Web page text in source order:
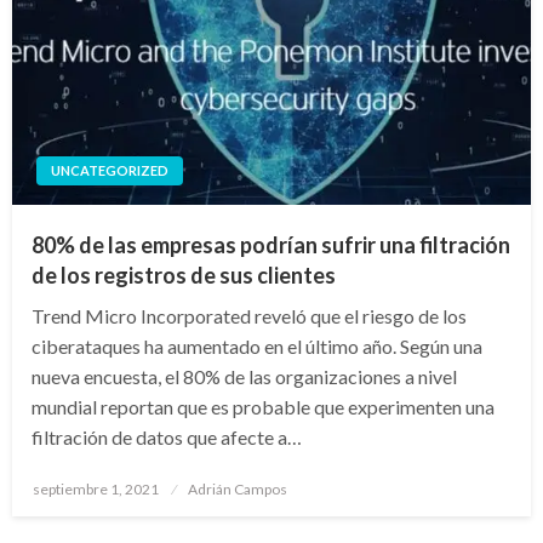
UNCATEGORIZED
80% de las empresas podrían sufrir una filtración
de los registros de sus clientes
Trend Micro Incorporated reveló que el riesgo de los
ciberataques ha aumentado en el último año. Según una
nueva encuesta, el 80% de las organizaciones a nivel
mundial reportan que es probable que experimenten una
filtración de datos que afecte a…
Publicado
septiembre 1, 2021 Adrián Campos